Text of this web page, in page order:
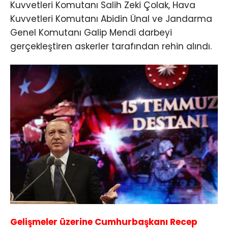
Kuvvetleri Komutanı Salih Zeki Çolak, Hava
Kuvvetleri Komutanı Abidin Ünal ve Jandarma
Genel Komutanı Galip Mendi darbeyi
gerçekleştiren askerler tarafından rehin alındı.
Gelişmeler üzerine Cumhurbaşkanı Recep